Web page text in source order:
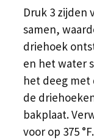
Druk 3 zijden
samen,
driehoek
en het water
het deeg met
de
bakplaat.
voor op 375